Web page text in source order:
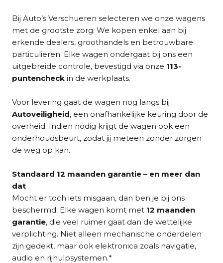
Bij Auto’s Verschueren selecteren we onze wagens
met de grootste zorg. We kopen enkel aan bij
erkende dealers, groothandels en betrouwbare
particulieren. Elke wagen ondergaat bij ons een
uitgebreide controle, bevestigd via onze 113-
puntencheck in de werkplaats.
Voor levering gaat de wagen nog langs bij
Autoveiligheid, een onafhankelijke keuring door de
overheid. Indien nodig krijgt de wagen ook een
onderhoudsbeurt, zodat jij meteen zonder zorgen
de weg op kan.
Standaard 12 maanden garantie – en meer dan
dat
Mocht er toch iets misgaan, dan ben je bij ons
beschermd. Elke wagen komt met 12 maanden
garantie, die veel ruimer gaat dan de wettelijke
verplichting. Niet alleen mechanische onderdelen
zijn gedekt, maar ook elektronica zoals navigatie,
audio en rijhulpsystemen.*